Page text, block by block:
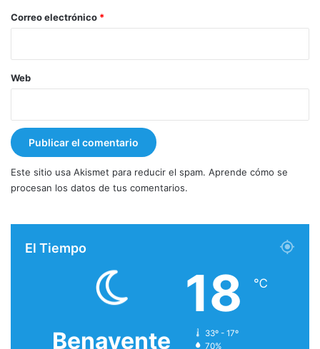
*
Correo electrónico *
Web
Este sitio usa Akismet para reducir el spam. Aprende cómo se
procesan los datos de tus comentarios.
El Tiempo
Benavente
18 ℃
33º - 17º
70%